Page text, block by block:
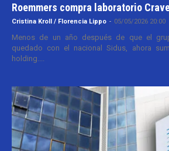
Roemmers compra laboratorio
Cristina Kroll / Florencia Lippo - 05/05/2026 20:00
Menos de un año después de que el
quedado con el nacional Sidus, ahora
holding....